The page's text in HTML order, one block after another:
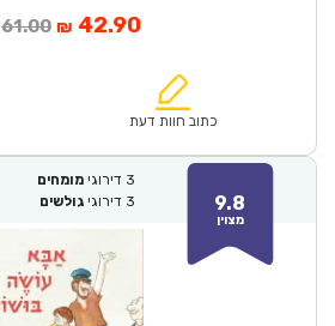
61.00המחיר
₪61.00.
₪ 42.90המחיר
הוא:
כתוב חוות דעת
9.8
מצוין
3 דירוגי מומחים
3 דירוגי גולשים